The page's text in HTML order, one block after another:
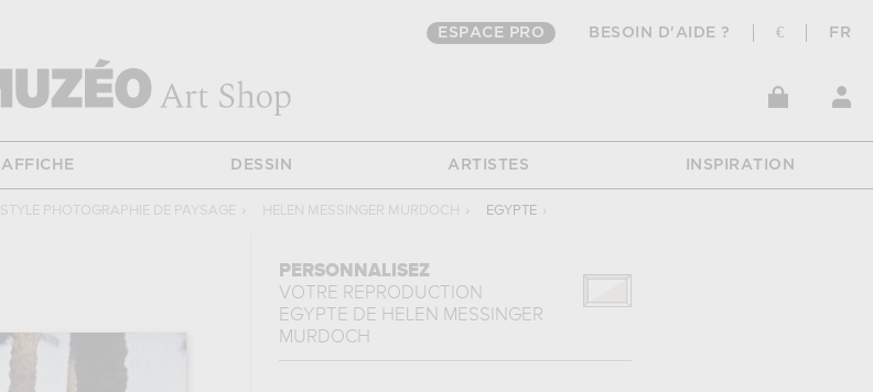
ESPACE PRO BESOIN D'AIDE ? € FR
AFFICHE DESSIN ARTISTES INSPIRATION
STYLE PHOTOGRAPHIE DE PAYSAGE › HELEN MESSINGER MURDOCH › EGYPTE ›
PERSONNALISEZ
VOTRE REPRODUCTION
EGYPTE DE HELEN MESSINGER
MURDOCH